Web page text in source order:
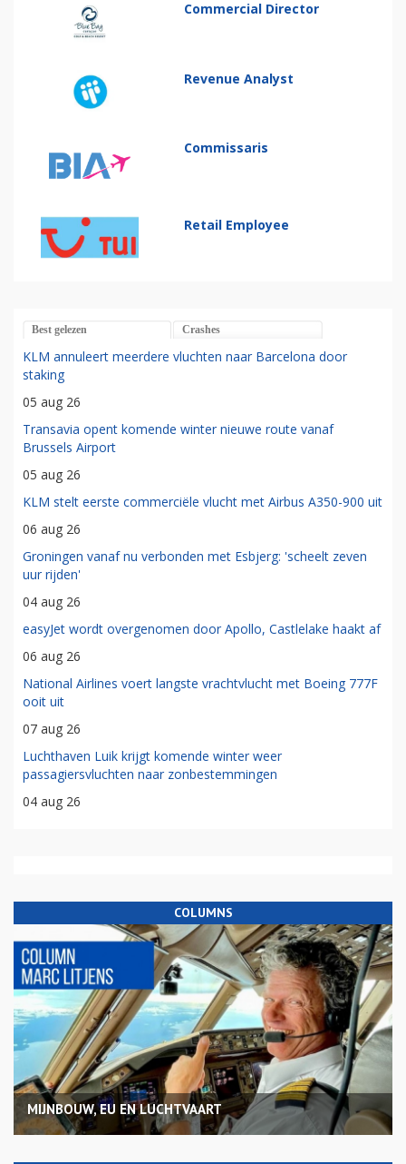
Commercial Director
Revenue Analyst
Commissaris
Retail Employee
Best gelezen Crashes
KLM annuleert meerdere vluchten naar Barcelona door
staking
05 aug 26
Transavia opent komende winter nieuwe route vanaf
Brussels Airport
05 aug 26
KLM stelt eerste commerciële vlucht met Airbus A350-900 uit
06 aug 26
Groningen vanaf nu verbonden met Esbjerg: 'scheelt zeven
uur rijden'
04 aug 26
easyJet wordt overgenomen door Apollo, Castlelake haakt af
06 aug 26
National Airlines voert langste vrachtvlucht met Boeing 777F
ooit uit
07 aug 26
Luchthaven Luik krijgt komende winter weer
passagiersvluchten naar zonbestemmingen
04 aug 26
COLUMNS
MIJNBOUW, EU EN LUCHTVAART